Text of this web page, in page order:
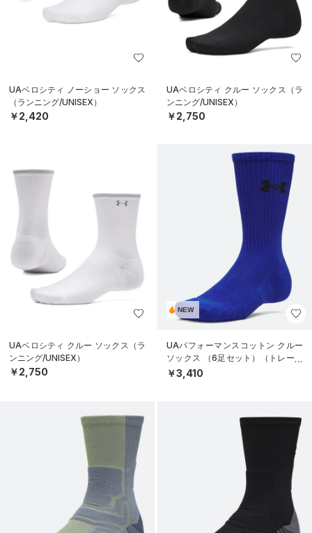
UAベロシティ ノーショー ソックス
（ランニング/UNISEX）
￥2,420
UAベロシティ クルー ソックス（ラ
ンニング/UNISEX）
￥2,750
UAベロシティ クルー ソックス（ラ
ンニング/UNISEX）
￥2,750
NEW
UAパフォーマンスコットン クルー
ソックス （6足セット）（トレーニ
ング/UNISEX）
￥3,410